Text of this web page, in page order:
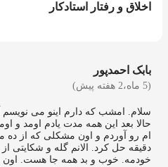
اخلاق و رفتار استادکار
بابک احمدپور
(5 ماه،2 هفته پیش)
سلام. امشب که دارم اینو می نویسم
حالا بعد این همه مدت یادم اومد و
ام رو آوردم و اون مشکلی که از ده
دقیقه حل کرد. الانم گله و شکایتی
خودمه. خوب و بد همه جا هست. اون